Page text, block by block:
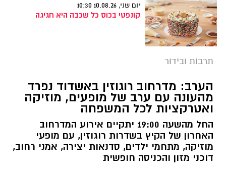
יום שני, 10.08.26 10:30
קונפטי בכוס כל שכבה היא חגיגה
תרבות ובידור
הערב: מדרחוב רוגוזין באשדוד נפרד
מהעונה עם ערב של מופעים, מוזיקה
ואטרקציות לכל המשפחה
החל מהשעה 19:00 יתקיים אירוע המדרחוב
האחרון של הקיץ בשדרות רוגוזין, עם מופעי
מוזיקה, מתחמי ילדים, סדנאות יצירה, אמני רחוב,
דוכני מזון והכניסה חופשית